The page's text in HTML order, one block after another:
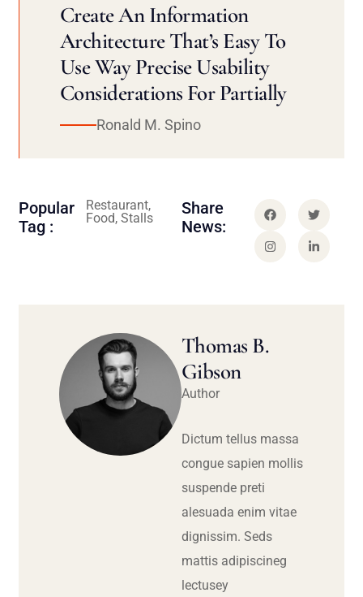
Create An Information
Architecture That’s Easy To
Use Way Precise Usability
Considerations For Partially
Ronald M. Spino
Popular
Tag :
Restaurant,
Food, Stalls
Share
News:
Thomas B.
Gibson
Author
Dictum tellus massa
congue sapien mollis
suspende preti
alesuada enim vitae
dignissim. Seds
mattis adipiscineg
lectusey